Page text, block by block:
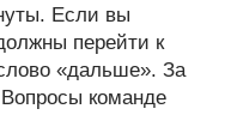
Если вы
перейти к
«дальше». За
команде